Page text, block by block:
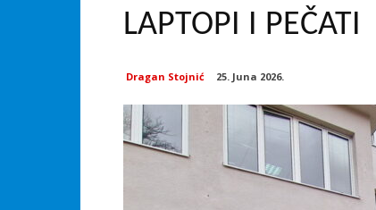
LAPTOPI I PEČATI
Dragan Stojnić 25. Juna 2026.